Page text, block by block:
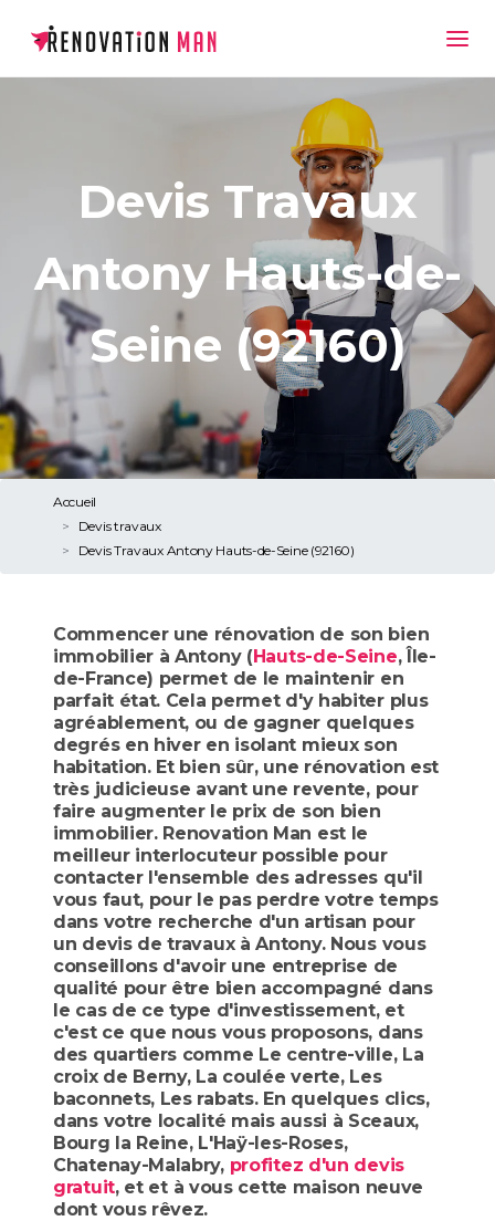
Devis Travaux
Antony Hauts-de-
Seine (92160)
Accueil
Devis travaux
Devis Travaux Antony Hauts-de-Seine (92160)
Commencer une rénovation de son bien
immobilier à Antony (Hauts-de-Seine, Île-
de-France) permet de le maintenir en
parfait état. Cela permet d'y habiter plus
agréablement, ou de gagner quelques
degrés en hiver en isolant mieux son
habitation. Et bien sûr, une rénovation est
très judicieuse avant une revente, pour
faire augmenter le prix de son bien
immobilier. Renovation Man est le
meilleur interlocuteur possible pour
contacter l'ensemble des adresses qu'il
vous faut, pour le pas perdre votre temps
dans votre recherche d'un artisan pour
un devis de travaux à Antony. Nous vous
conseillons d'avoir une entreprise de
qualité pour être bien accompagné dans
le cas de ce type d'investissement, et
c'est ce que nous vous proposons, dans
des quartiers comme Le centre-ville, La
croix de Berny, La coulée verte, Les
baconnets, Les rabats. En quelques clics,
dans votre localité mais aussi à Sceaux,
Bourg la Reine, L'Haÿ-les-Roses,
Chatenay-Malabry, profitez d'un devis
gratuit, et et à vous cette maison neuve
dont vous rêvez.